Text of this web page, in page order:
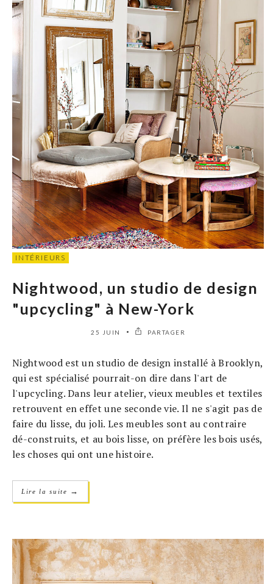
INTÉRIEURS
Nightwood, un studio de design
"upcycling" à New-York
25 JUIN PARTAGER
Nightwood est un studio de design installé à Brooklyn,
qui est spécialisé pourrait-on dire dans l'art de
l'upcycling. Dans leur atelier, vieux meubles et textiles
retrouvent en effet une seconde vie. Il ne s'agit pas de
faire du lisse, du joli. Les meubles sont au contraire
dé-construits, et au bois lisse, on préfère les bois usés,
les choses qui ont une histoire.
Lire la suite →